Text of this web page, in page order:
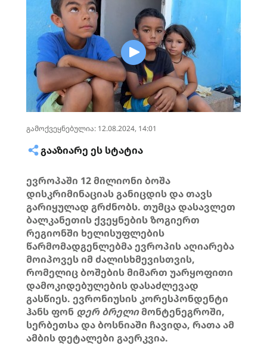
გამოქვეყნებულია: 12.08.2024, 14:01
ᲒᲐᲐᲖᲘᲐᲠᲔ ᲔᲡ ᲡᲢᲐᲢᲘᲐ
ევროპაში 12 მილიონი ბოშა
დისკრიმინაციას განიცდის და თავს
გარიყულად გრძნობს. თუმცა დასავლეთ
ბალკანეთის ქვეყნების ზოგიერთ
რეგიონში ხელისუფლების
წარმომადგენლებმა ევროპის აღიარება
მოიპოვეს იმ ძალისხმევისთვის,
რომელიც ბოშების მიმართ უარყოფითი
დამოკიდებულების დასაძლევად
გასწიეს. ევრონიუსის კორესპონდენტი
ჰანს ფონ დერ ბრელიმონტენეგროში,
სერბეთსა და ბოსნიაში ჩავიდა, რათა ამ
ამბის დეტალები გაერკვია.